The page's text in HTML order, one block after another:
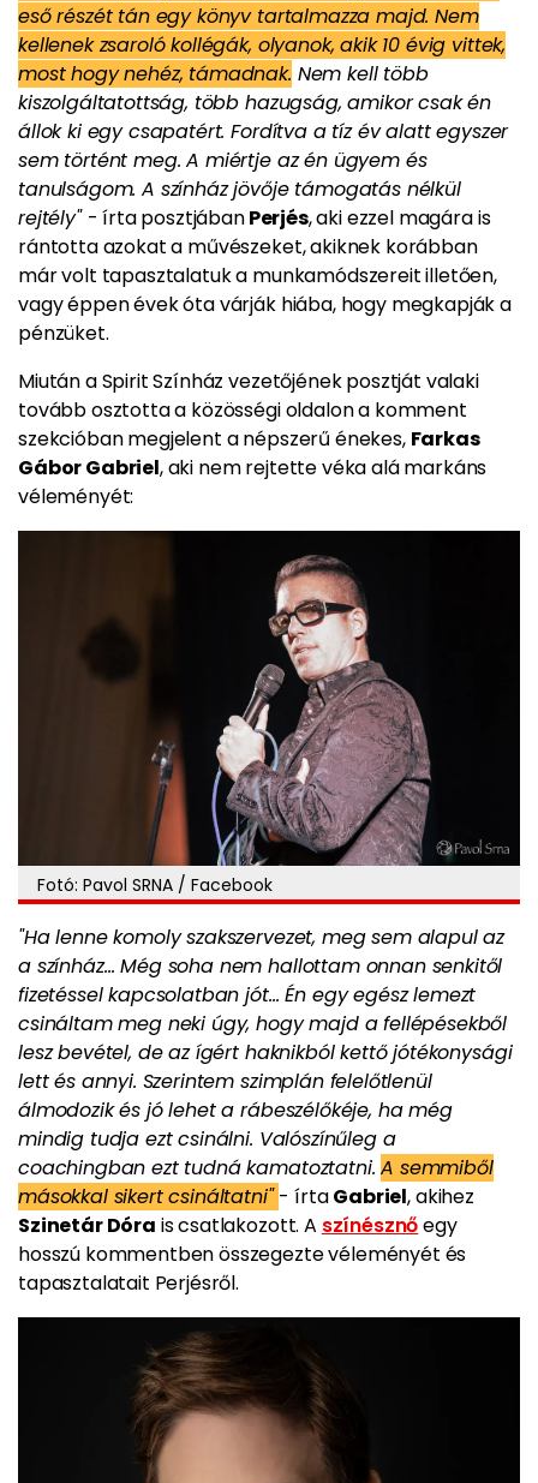
eső részét tán egy könyv tartalmazza majd. Nem
kellenek zsaroló kollégák, olyanok, akik 10 évig vittek,
most hogy nehéz, támadnak. Nem kell több
kiszolgáltatottság, több hazugság, amikor csak én
állok ki egy csapatért. Fordítva a tíz év alatt egyszer
sem történt meg. A miértje az én ügyem és
tanulságom. A színház jövője támogatás nélkül
rejtély" - írta posztjábanPerjés, aki ezzel magára is
rántotta azokat a művészeket, akiknek korábban
már volt tapasztalatuk a munkamódszereit illetően,
vagy éppen évek óta várják hiába, hogy megkapják a
pénzüket.
Miután a Spirit Színház vezetőjének posztját valaki
tovább osztotta a közösségi oldalon a komment
szekcióban megjelent a népszerű énekes, Farkas
Gábor Gabriel, aki nem rejtette véka alá markáns
véleményét:
Fotó: Pavol SRNA / Facebook
"Ha lenne komoly szakszervezet, meg sem alapul az
a színház… Még soha nem hallottam onnan senkitől
fizetéssel kapcsolatban jót… Én egy egész lemezt
csináltam meg neki úgy, hogy majd a fellépésekből
lesz bevétel, de az ígért haknikból kettő jótékonysági
lett és annyi. Szerintem szimplán felelőtlenül
álmodozik és jó lehet a rábeszélőkéje, ha még
mindig tudja ezt csinálni. Valószínűleg a
coachingban ezt tudná kamatoztatni.A semmiből
másokkal sikert csináltatni"- írtaGabriel, akihez
Szinetár Dóra is csatlakozott. A színésznőegy
hosszú kommentben összegezte véleményét és
tapasztalatait Perjésről.